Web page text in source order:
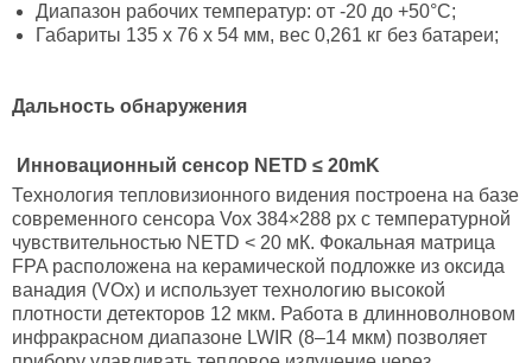
Диапазон рабочих температур: от -20 до +50°С;
Габариты 135 х 76 х 54 мм, вес 0,261 кг без батареи;
Дальность обнаружения
Инновационный сенсор NETD ≤ 20mK
Технология тепловизионного видения построена на базе
современного сенсора Vox 384×288 px с температурной
чувствительностью NETD < 20 мК. Фокальная матрица
FPA расположена на керамической подложке из оксида
ванадия (VOx) и использует технологию высокой
плотности детекторов 12 мкм. Работа в длинноволновом
инфракрасном диапазоне LWIR (8–14 мкм) позволяет